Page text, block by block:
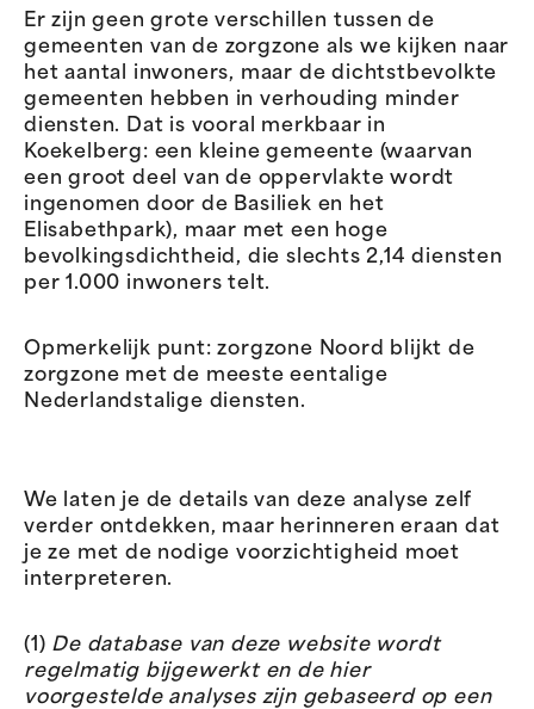
Er zijn geen grote verschillen tussen de
gemeenten van de zorgzone als we kijken naar
het aantal inwoners, maar de dichtstbevolkte
gemeenten hebben in verhouding minder
diensten. Dat is vooral merkbaar in
Koekelberg: een kleine gemeente (waarvan
een groot deel van de oppervlakte wordt
ingenomen door de Basiliek en het
Elisabethpark), maar met een hoge
bevolkingsdichtheid, die slechts 2,14 diensten
per 1.000 inwoners telt.
Opmerkelijk punt: zorgzone Noord blijkt de
zorgzone met de meeste eentalige
Nederlandstalige diensten.
We laten je de details van deze analyse zelf
verder ontdekken, maar herinneren eraan dat
je ze met de nodige voorzichtigheid moet
interpreteren.
(1) De database van deze website wordt
regelmatig bijgewerkt en de hier
voorgestelde analyses zijn gebaseerd op een